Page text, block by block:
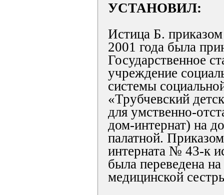
УСТАНОВИЛ:
Истица Б.
2001 года была
Государственное
учреждение
системы
«Трубчевский
для умственно-
дом-интернат) на
палатной.
интерната № 43-к
была переведена
медицинской